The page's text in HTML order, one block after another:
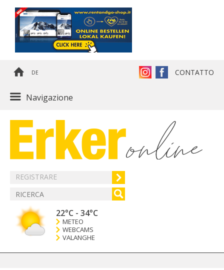
DE CONTATTO
Navigazione
REGISTRARE
22°C - 34°C
METEO
WEBCAMS
VALANGHE